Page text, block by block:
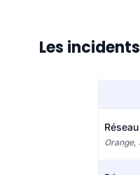
Les
Orange,